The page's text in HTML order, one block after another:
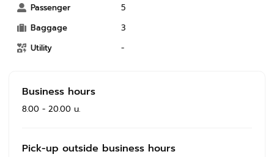
Passenger
5
Baggage
3
Utility
-
Business hours
8.00 - 20.00 น.
Pick-up outside business hours